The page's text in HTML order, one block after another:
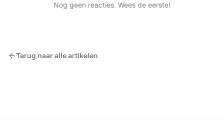
Nog geen reacties. Wees de eerste!
Terug naar alle artikelen